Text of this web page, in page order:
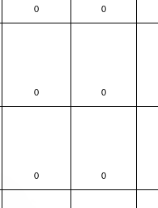
0 0
0 0
0 0